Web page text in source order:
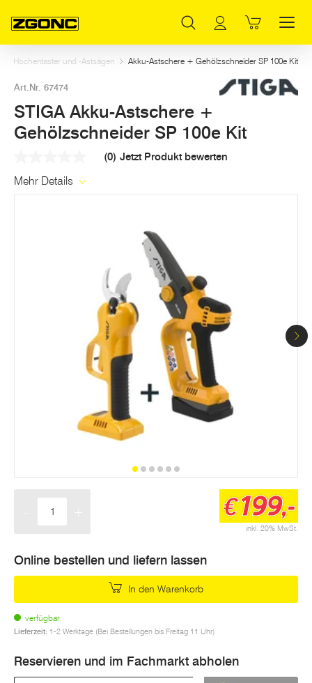
Hochentaster und -Astsägen Akku-Astschere + Gehölzschneider SP 100e Kit
Art.Nr. 67474
STIGA Akku-Astschere +
Gehölzschneider SP 100e Kit
Link
(0) Jetzt Produkt bewerten
Mehr Details
inkl. 20% MwSt.
€199,-
Online bestellen und liefern lassen
In den Warenkorb
verfügbar
Lieferzeit: 1-2 Werktage (Bei Bestellungen bis Freitag 11 Uhr)
Reservieren und im Fachmarkt abholen